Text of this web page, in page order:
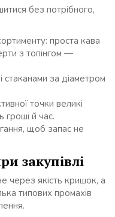
без потрібного,
проста кава
з топінгом —
стаканами за діаметром
точки великі
гроші й час.
щоб запас не
закупівлі
через якість кришок, а
типових промахів